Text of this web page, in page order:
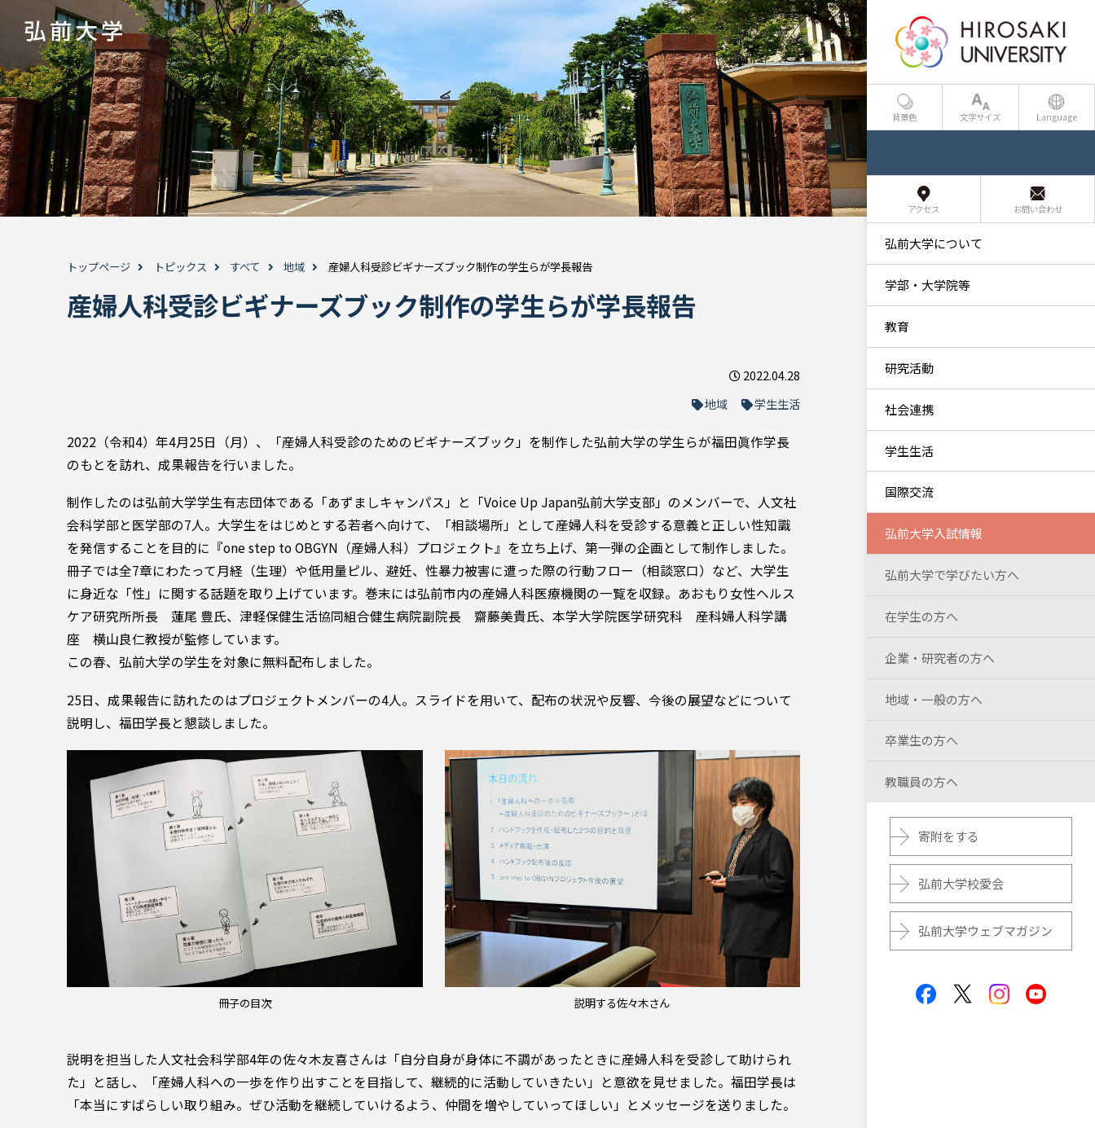
トップページ トピックス すべて 地域 産婦人科受診ビギナーズブック制作の学生らが学長報告
産婦人科受診ビギナーズブック制作の学生らが学長報告
2022.04.28
地域
学生生活
2022（令和4）年4月25日（月）、「産婦人科受診のためのビギナーズブック」を制作した弘前大学の学生らが福田眞作学長
のもとを訪れ、成果報告を行いました。
制作したのは弘前大学学生有志団体である「あずましキャンパス」と「Voice Up Japan弘前大学支部」のメンバーで、人文社
会科学部と医学部の7人。大学生をはじめとする若者へ向けて、「相談場所」として産婦人科を受診する意義と正しい性知識
を発信することを目的に『one step to OBGYN（産婦人科）プロジェクト』を立ち上げ、第一弾の企画として制作しました。
冊子では全7章にわたって月経（生理）や低用量ピル、避妊、性暴力被害に遭った際の行動フロー（相談窓口）など、大学生
に身近な「性」に関する話題を取り上げています。巻末には弘前市内の産婦人科医療機関の一覧を収録。あおもり女性ヘルス
ケア研究所所長 蓮尾 豊氏、津軽保健生活協同組合健生病院副院長 齋藤美貴氏、本学大学院医学研究科 産科婦人科学講
座 横山良仁教授が監修しています。
この春、弘前大学の学生を対象に無料配布しました。
25日、成果報告に訪れたのはプロジェクトメンバーの4人。スライドを用いて、配布の状況や反響、今後の展望などについて
説明し、福田学長と懇談しました。
冊子の目次 説明する佐々木さん
説明を担当した人文社会科学部4年の佐々木友喜さんは「自分自身が身体に不調があったときに産婦人科を受診して助けられ
た」と話し、「産婦人科への一歩を作り出すことを目指して、継続的に活動していきたい」と意欲を見せました。福田学長は
「本当にすばらしい取り組み。ぜひ活動を継続していけるよう、仲間を増やしていってほしい」とメッセージを送りました。
背景色 文字サイズ Language
アクセス お問い合わせ
弘前大学について
学部・大学院等
教育
研究活動
社会連携
学生生活
国際交流
弘前大学入試情報
弘前大学で学びたい方へ
在学生の方へ
企業・研究者の方へ
地域・一般の方へ
卒業生の方へ
教職員の方へ
寄附をする
弘前大学校愛会
弘前大学ウェブマガジン